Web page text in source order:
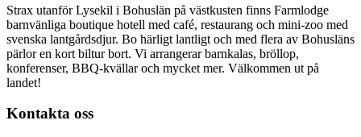
Strax utanför Lysekil i Bohuslän på västkusten finns Farmlodge
barnvänliga boutique hotell med café, restaurang och mini-zoo med
svenska lantgårdsdjur. Bo härligt lantligt och med flera av Bohusläns
pärlor en kort biltur bort. Vi arrangerar barnkalas, bröllop,
konferenser, BBQ-kvällar och mycket mer. Välkommen ut på
landet!
Kontakta oss